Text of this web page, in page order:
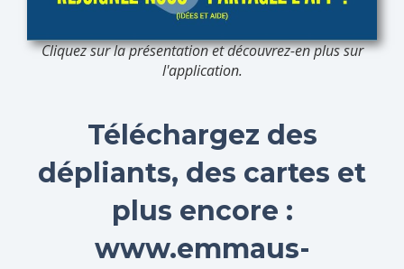
Cliquez sur la présentation et découvrez-en plus sur
l'application.
Téléchargez des
dépliants, des cartes et
plus encore :
www.emmaus-